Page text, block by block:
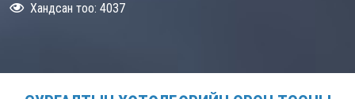
Хандсан тоо: 4037